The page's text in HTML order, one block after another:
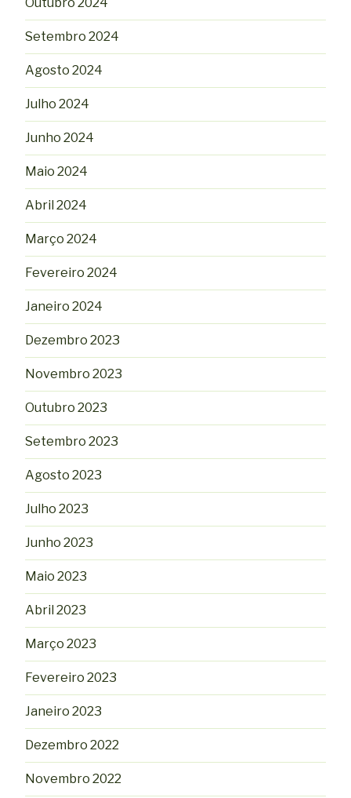
Setembro 2024
Agosto 2024
Julho 2024
Junho 2024
Maio 2024
Abril 2024
Março 2024
Fevereiro 2024
Janeiro 2024
Dezembro 2023
Novembro 2023
Outubro 2023
Setembro 2023
Agosto 2023
Julho 2023
Junho 2023
Maio 2023
Abril 2023
Março 2023
Fevereiro 2023
Janeiro 2023
Dezembro 2022
Novembro 2022